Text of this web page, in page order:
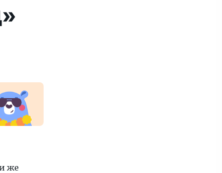
же